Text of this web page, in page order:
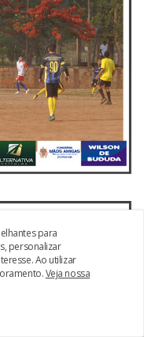
para
personalizar
Ao utilizar
Veja nossa